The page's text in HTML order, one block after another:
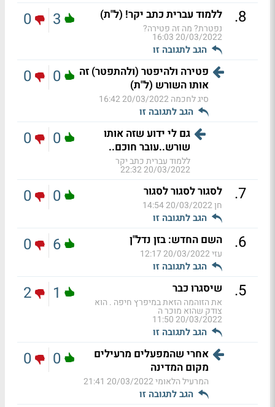
8
. ללמוד עברית כתב יקר! (ל"ת)
נפטרת? מה זה פטירה?
20/03/2022 16:03
הגב לתגובה זו
3
0
פטירה ולהיפטר (ולהתפטר) זה
אותו השורש (ל"ת)
סיג לחכמה20/03/2022 16:42
הגב לתגובה זו
0
0
גם לי ידוע שזה אותו
שורש..עובר חוכם..
ללמוד עברית כתב יקר
20/03/2022 22:32
0
0
7
. לסגור לסגור לסגור
חן20/03/2022 14:54
הגב לתגובה זו
0
0
6
. השם החדש: בזן נדל"ן
עזי20/03/2022 12:17
הגב לתגובה זו
6
0
5
. שיסגרו כבר
את הזוהמה הזאת במיפרץ חיפה . הוא
צודק שהוא מוכר ה
20/03/2022 11:50
הגב לתגובה זו
1
2
אחרי שהמפעלים מרעילים
מקום המדינה
המרעיל הלאומי20/03/2022 21:41
הגב לתגובה זו
0
0